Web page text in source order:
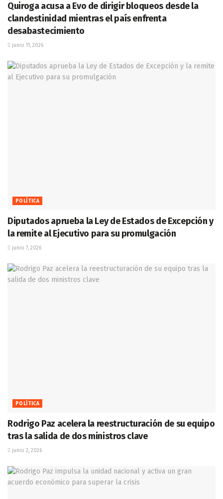
Quiroga acusa a Evo de dirigir bloqueos desde la
clandestinidad mientras el país enfrenta
desabastecimiento
junio 11, 2026
POLÍTICA
Diputados aprueba la Ley de Estados de Excepción y
la remite al Ejecutivo para su promulgación
junio 7, 2026
POLÍTICA
Rodrigo Paz acelera la reestructuración de su equipo
tras la salida de dos ministros clave
junio 2, 2026